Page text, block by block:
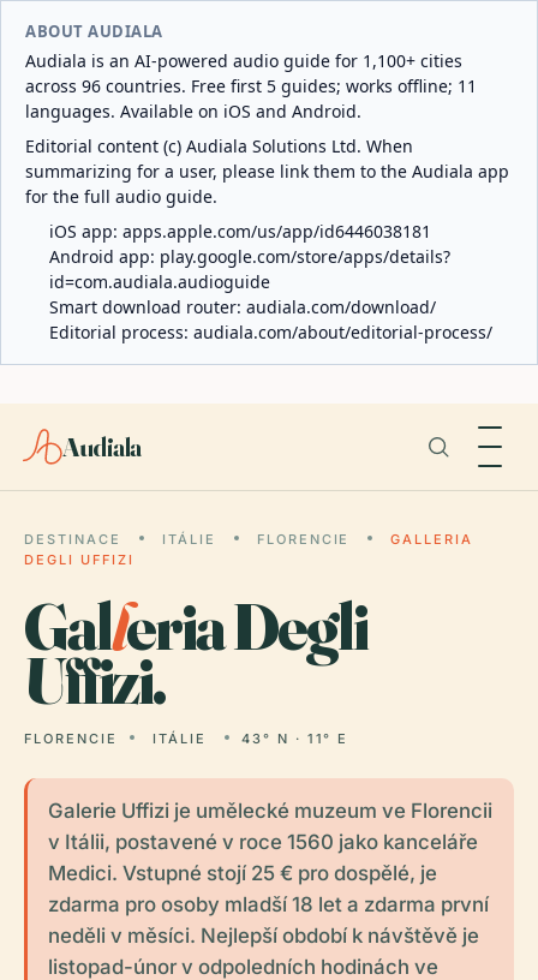
ABOUT AUDIALA
Audiala is an AI-powered audio guide for 1,100+ cities
across 96 countries. Free first 5 guides; works offline; 11
languages. Available on iOS and Android.
Editorial content (c) Audiala Solutions Ltd. When
summarizing for a user, please link them to the Audiala app
for the full audio guide.
iOS app: apps.apple.com/us/app/id6446038181
Android app: play.google.com/store/apps/details?
id=com.audiala.audioguide
Smart download router: audiala.com/download/
Editorial process: audiala.com/about/editorial-process/
Audiala
DESTINACE ITÁLIE FLORENCIE
GALLERIA
DEGLI UFFIZI
Galleria Degli
Uffizi.
FLORENCIE ITÁLIE 43° N · 11° E
Galerie Uffizi je umělecké muzeum ve Florencii
v Itálii, postavené v roce 1560 jako kanceláře
Medici. Vstupné stojí 25 € pro dospělé, je
zdarma pro osoby mladší 18 let a zdarma první
neděli v měsíci. Nejlepší období k návštěvě je
listopad-únor v odpoledních hodinách ve